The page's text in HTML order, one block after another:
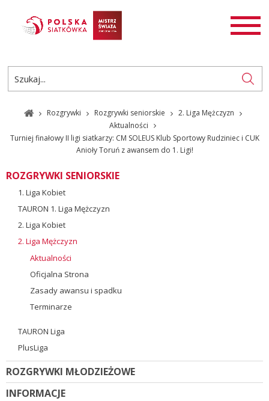
AKTUALNOŚCI
ROZGRYWKI
PL
EN
Rozgrywki Rozgrywki seniorskie
2. Liga Mężczyzn
Aktualności
Turniej finałowy II ligi siatkarzy: CM SOLEUS Klub Sportowy Rudziniec i CUK
Anioły Toruń z awansem do 1. Ligi!
ROZGRYWKI SENIORSKIE
1. Liga Kobiet
TAURON 1. Liga Mężczyzn
2. Liga Kobiet
2. Liga Mężczyzn
Aktualności
Oficjalna Strona
Zasady awansu i spadku
Terminarze
TAURON Liga
PlusLiga
ROZGRYWKI MŁODZIEŻOWE
INFORMACJE